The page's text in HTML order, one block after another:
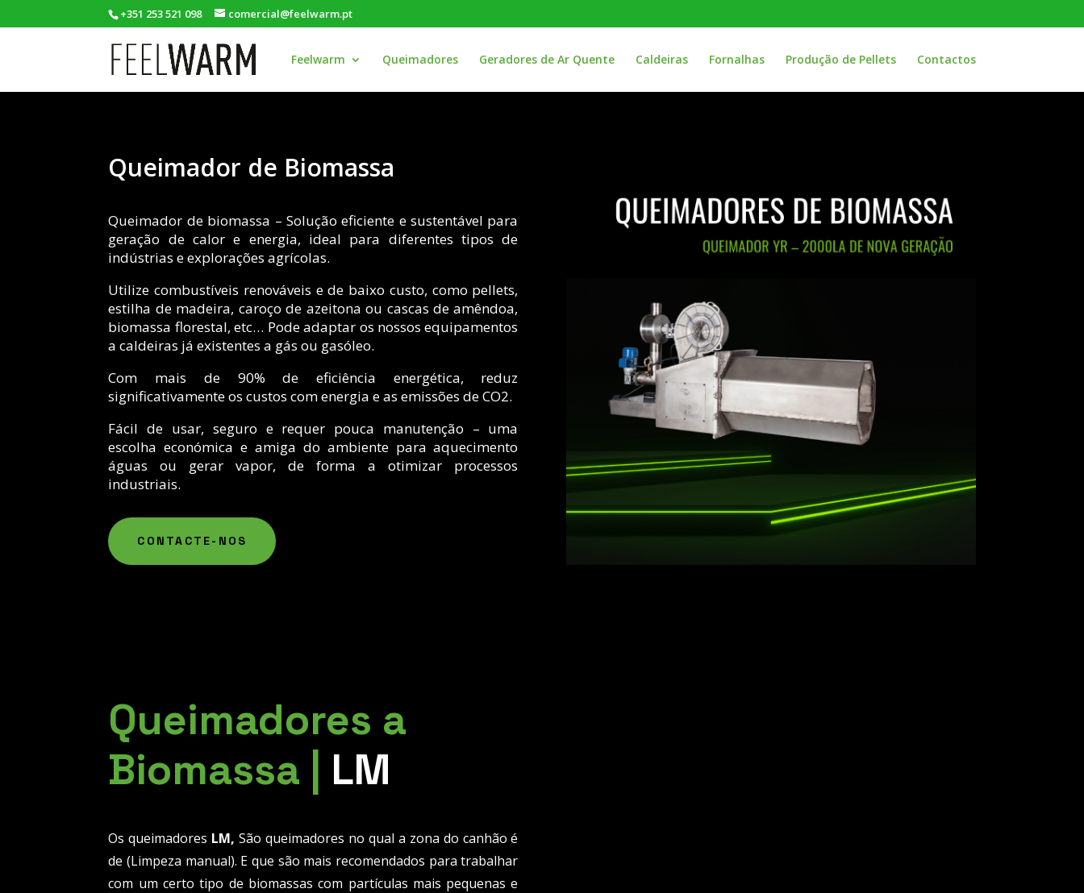
+351 253 521 098 comercial@feelwarm.pt
Feelwarm Queimadores Geradores de Ar Quente Caldeiras Fornalhas Produção de Pellets Contactos
Queimador de Biomassa
Queimador de biomassa – Solução eficiente e sustentável para
geração de calor e energia, ideal para diferentes tipos de
indústrias e explorações agrícolas.
Utilize combustíveis renováveis e de baixo custo, como pellets,
estilha de madeira, caroço de azeitona ou cascas de amêndoa,
biomassa florestal, etc… Pode adaptar os nossos equipamentos
a caldeiras já existentes a gás ou gasóleo.
Com mais de 90% de eficiência energética, reduz
significativamente os custos com energia e as emissões de CO2.
Fácil de usar, seguro e requer pouca manutenção – uma
escolha económica e amiga do ambiente para aquecimento
águas ou gerar vapor, de forma a otimizar processos
industriais.
CONTACTE-NOS
Queimadores a
Biomassa | LM
Os queimadores LM,São queimadores no qual a zona do canhão é
de (Limpeza manual). E que são mais recomendados para trabalhar
com um certo tipo de biomassas com partículas mais pequenas e